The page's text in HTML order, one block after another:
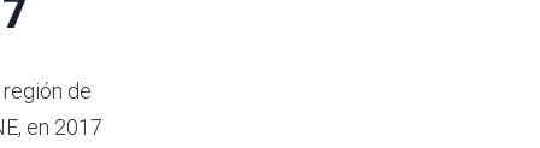
de
en 2017